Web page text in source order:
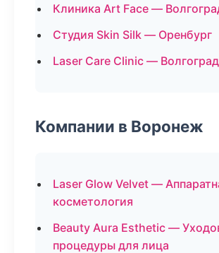
Клиника Art Face —
Студия Skin Silk — Оренбург
Laser Care Clinic — Волгоград
Компании в Воронеж
Laser Glow Velvet —
косметология
Beauty Aura Esthetic —
процедуры для лица